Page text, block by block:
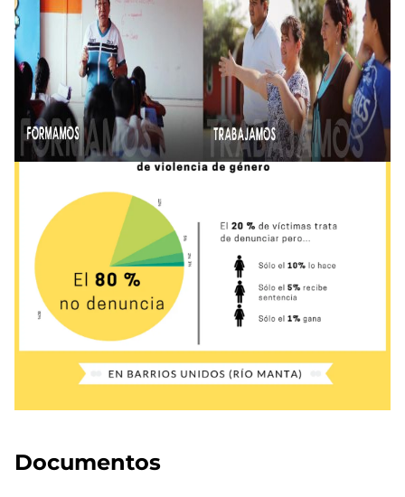
Documentos